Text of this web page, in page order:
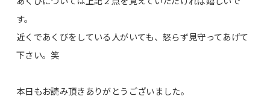
す。
近くであくびをしている人がいても、怒らず見守ってあげて
下さい。笑
本日もお読み頂きありがとうございました。